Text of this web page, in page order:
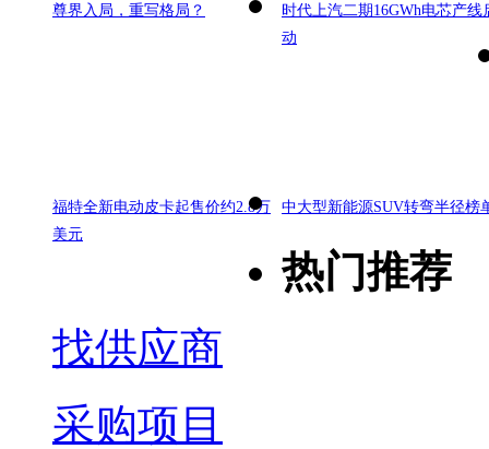
尊界入局，重写格局？
时代上汽二期16GWh电芯产线
动
福特全新电动皮卡起售价约2.8万
美元
中大型新能源SUV转弯半径榜
热门推荐
找供应商
采购项目